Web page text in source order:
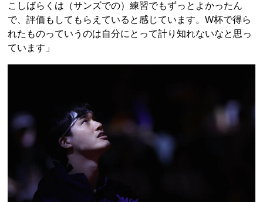
こしばらくは（サンズでの）練習でもずっとよかったん
で、評価もしてもらえていると感じています。W杯で得ら
れたものっていうのは自分にとって計り知れないなと思っ
ています」